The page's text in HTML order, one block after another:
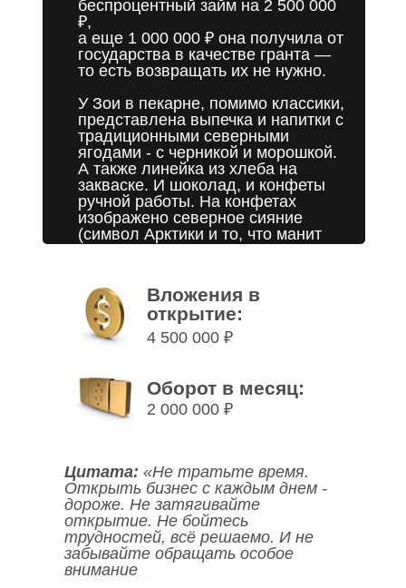
Вложения в
открытие:
4 500 000 ₽
Цитата: «Не тратьте время.
Открыть бизнес с каждым днем -
дороже. Не затягивайте
открытие. Не бойтесь
трудностей, всё решаемо. И не
забывайте обращать особое
внимание на м
беспроцентный займ на 2 500 000
₽,
а еще 1 000 000 ₽ она получила от
государства в качестве гранта —
то есть возвращать их не нужно.
У Зои в пекарне, помимо классики,
представлена выпечка и напитки с
традиционными северными
ягодами - с черникой и морошкой.
А также линейка из хлеба на
закваске. И шоколад, и конфеты
ручной работы. На конфетах
изображено северное сияние
(символ Арктики и то, что манит
Оборот в месяц:
2 000 000 ₽